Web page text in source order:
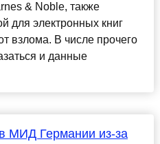
& Noble, также
для электронных книг
взлома. В числе прочего
и данные
МИД Германии из-за